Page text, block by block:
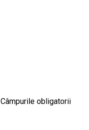
Câmpurile obligatorii